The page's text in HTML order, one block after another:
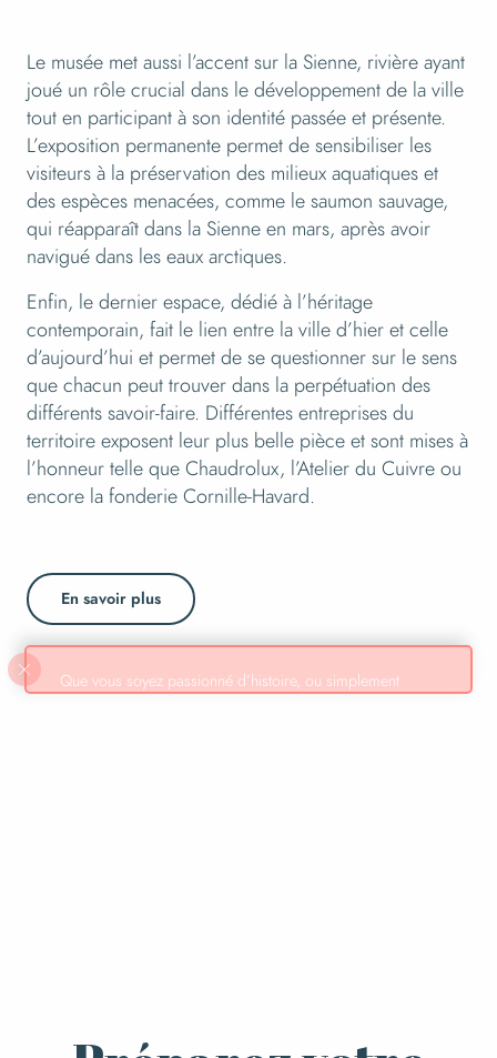
Le musée met aussi l’accent sur la Sienne, rivière ayant
joué un rôle crucial dans le développement de la ville
tout en participant à son identité passée et présente.
L’exposition permanente permet de sensibiliser les
visiteurs à la préservation des milieux aquatiques et
des espèces menacées, comme le saumon sauvage,
qui réapparaît dans la Sienne en mars, après avoir
navigué dans les eaux arctiques.
Enfin, le dernier espace, dédié à l’héritage
contemporain, fait le lien entre la ville d’hier et celle
d’aujourd’hui et permet de se questionner sur le sens
que chacun peut trouver dans la perpétuation des
différents savoir-faire. Différentes entreprises du
territoire exposent leur plus belle pièce et sont mises à
l’honneur telle que Chaudrolux, l’Atelier du Cuivre ou
encore la fonderie Cornille-Havard.
En savoir plus
Que vous soyez passionné d’histoire, ou simplement